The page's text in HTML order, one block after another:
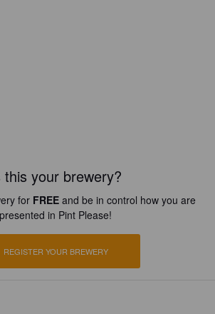
this your brewery?
for FREE and be in control how you are
presented in Pint Please!
REGISTER YOUR BREWERY